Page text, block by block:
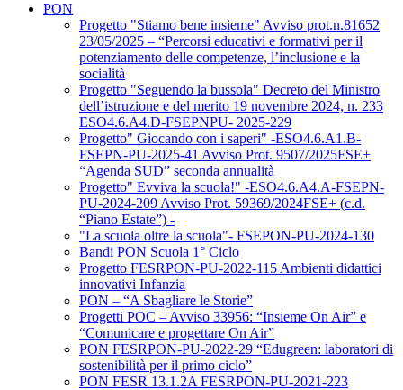
PON
Progetto "Stiamo bene insieme" Avviso prot.n.81652
23/05/2025 – “Percorsi educativi e formativi per il
potenziamento delle competenze, l’inclusione e la
socialità
Progetto "Seguendo la bussola" Decreto del Ministro
dell’istruzione e del merito 19 novembre 2024, n. 233
ESO4.6.A4.D-FSEPNPU- 2025-229
Progetto" Giocando con i saperi" -ESO4.6.A1.B-
FSEPN-PU-2025-41 Avviso Prot. 9507/2025FSE+
“Agenda SUD” seconda annualità
Progetto" Evviva la scuola!" -ESO4.6.A4.A-FSEPN-
PU-2024-209 Avviso Prot. 59369/2024FSE+ (c.d.
“Piano Estate”) -
"La scuola oltre la scuola"- FSEPON-PU-2024-130
Bandi PON Scuola 1° Ciclo
Progetto FESRPON-PU-2022-115 Ambienti didattici
innovativi Infanzia
PON – “A Sbagliare le Storie”
Progetti POC – Avviso 33956: “Insieme On Air” e
“Comunicare e progettare On Air”
PON FESRPON-PU-2022-29 “Edugreen: laboratori di
sostenibilità per il primo ciclo”
PON FESR 13.1.2A FESRPON-PU-2021-223